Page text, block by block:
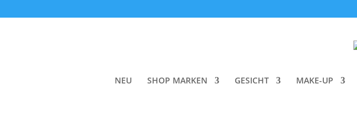
NEU SHOP MARKEN GESICHT MAKE-UP